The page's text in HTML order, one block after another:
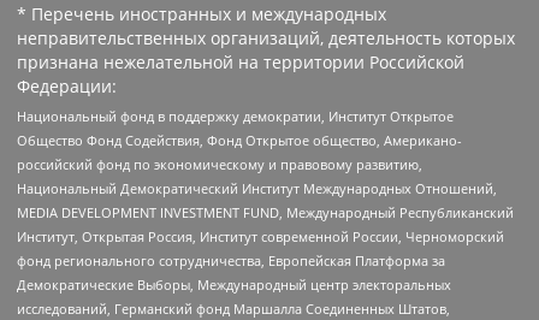
* Перечень иностранных и международных
неправительственных организаций, деятельность которых
признана нежелательной на территории Российской
Федерации:
Национальный фонд в поддержку демократии, Институт Открытое
Общество Фонд Содействия, Фонд Открытое общество, Американо-
российский фонд по экономическому и правовому развитию,
Национальный Демократический Институт Международных Отношений,
MEDIA DEVELOPMENT INVESTMENT FUND, Международный Республиканский
Институт, Открытая Россия, Институт современной России, Черноморский
фонд регионального сотрудничества, Европейская Платформа за
Демократические Выборы, Международный центр электоральных
исследований, Германский фонд Маршалла Соединенных Штатов,